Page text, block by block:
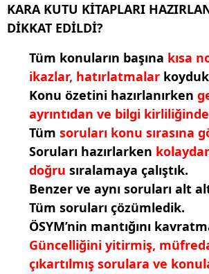
KARA KUTU KİTAPLARI
DİKKAT EDİLDİ?
Tüm konuların başına kısa
ikazlar, hatırlatmalar
Konu özetini hazırlanırken
ayrıntıdan ve bilgi
Tüm soruları konu sırasına
Soruları hazırlarken
doğru sıralamaya çalıştık.
Benzer ve aynı soruları alt
Tüm soruları çözümledik.
ÖSYM’nin mantığını
Güncelliğini yitirmiş,
çıkartılmış sorulara ve